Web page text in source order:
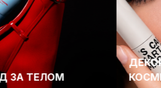
ЗА ТЕЛОМ